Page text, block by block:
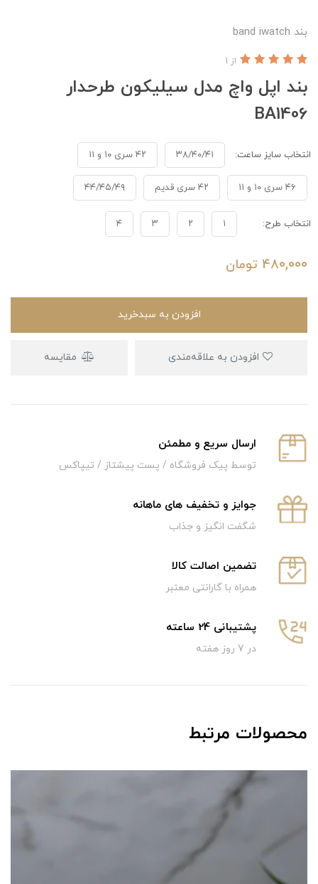
بند band iwatch
بند اپل واچ مدل سیلیکون طرحدار
BA1406
از 1
انتخاب سایز ساعت: ۳۸/۴۰/۴۱ ۴۲ سری ۱۰ و ۱۱
۴۶ سری ۱۰ و ۱۱ ۴۲ سری قدیم ۴۴/۴۵/۴۹
انتخاب طرح: ۱ ۲ ۳ ۴
480,000 تومان
افزودن به سبدخرید
مقایسه
ارسال سریع و‌ مطمئن
توسط پیک فروشگاه / پست پیشتاز / تیپاکس
جوایز و تخفیف های ماهانه
شگفت انگیز و جذاب
تضمین اصالت کالا
همراه با گارانتی معتبر
پشتیبانی 24 ساعته
در 7 روز هفته
محصولات مرتبط